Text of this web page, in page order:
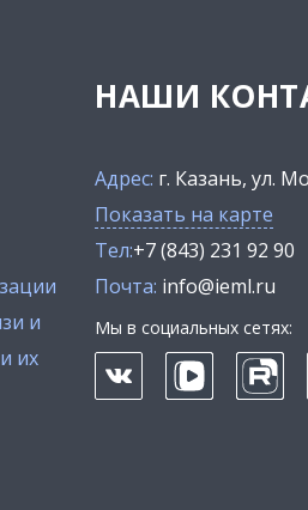
и
их
НАШИ
Адрес: г. Казань, ул.
Показать на карте
Тел:+7 (843) 231 92 90
Почта: info@ieml.ru
Мы в социальных сетях: